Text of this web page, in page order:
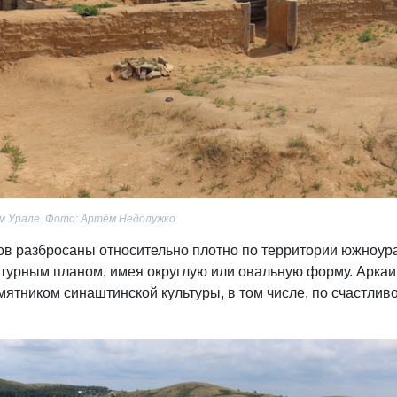
Урале. Фото: Артём Недолужко
разбросаны относительно плотно по территории
планом, имея округлую или овальную форму.
синаштинской культуры, в том числе, по